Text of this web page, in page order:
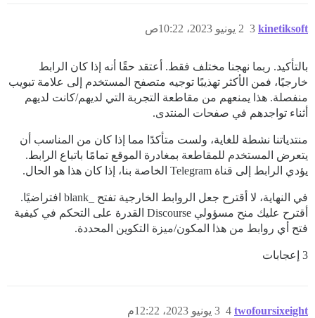
kinetiksoft 2 يونيو 2023، 10:22ص 3
بالتأكيد. ربما نهجنا مختلف فقط. أعتقد حقًا أنه إذا كان الرابط
خارجيًا، فمن الأكثر تهذيبًا توجيه متصفح المستخدم إلى علامة تبويب
منفصلة. هذا يمنعهم من مقاطعة التجربة التي لديهم/كانت لديهم
أثناء تواجدهم في صفحات المنتدى.
منتدياتنا نشطة للغاية، ولست متأكدًا مما إذا كان من المناسب أن
يتعرض المستخدم للمقاطعة بمغادرة الموقع تمامًا باتباع الرابط.
يؤدي الرابط إلى قناة Telegram الخاصة بنا، إذا كان هذا هو الحال.
في النهاية، لا أقترح جعل الروابط الخارجية تفتح _blank افتراضيًا.
أقترح عليك منح مسؤولي Discourse القدرة على التحكم في كيفية
فتح أي روابط من هذا المكون/ميزة التكوين المحددة.
3 إعجابات
twofoursixeight 3 يونيو 2023، 12:22م 4